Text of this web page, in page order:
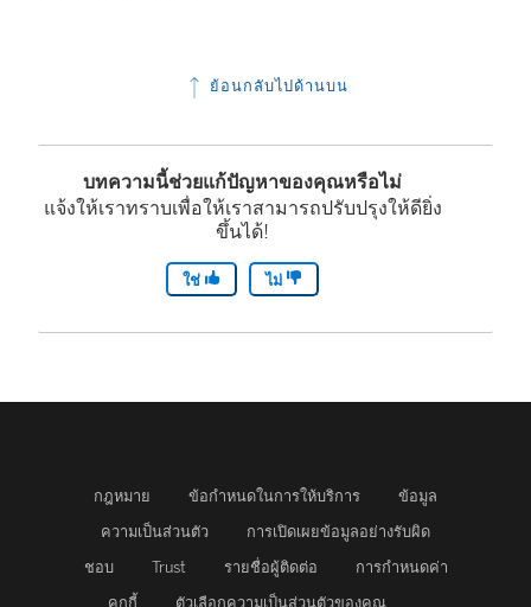
ย้อนกลับไปด้านบน
บทความนี้ช่วยแก้ปัญหาของคุณหรือไม่
แจ้งให้เราทราบเพื่อให้เราสามารถปรับปรุงให้ดียิ่ง
ขึ้นได้!
ใช่ ไม่
กฎหมาย ข้อกำหนดในการให้บริการ
ข้อมูล
ความเป็นส่วนตัว
การเปิดเผยข้อมูลอย่างรับผิด
ชอบ
Trust รายชื่อผู้ติดต่อ
การกำหนดค่า
คุกกี้
ตัวเลือกความเป็นส่วนตัวของคุณ